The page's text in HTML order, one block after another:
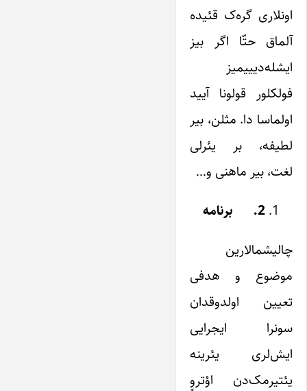
اونلاری گره‌ک قئیده
آلماق حتّا اگر بیز
ایشله‌دیییمیز
فولکلور قولونا آیید
اولماسا دا. مثلن، بیر
لطیفه، بر یئرلی
لغت، بیر ماهنی و…
2.
برنامه
چالیشمالارین
موضوع و هدفی
تعیین اولدوقدان
سونرا ایجرایی
ایش‌لری یئرینه
یئتیرمک‌دن اؤتروٍ